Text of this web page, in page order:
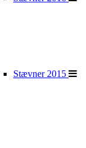
Stævner 2015